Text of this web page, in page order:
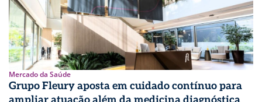
Mercado da Saúde
Grupo Fleury aposta em cuidado contínuo para